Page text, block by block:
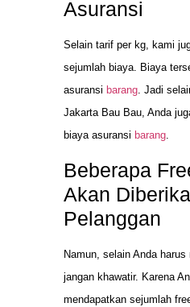
Asuransi
Selain tarif per kg, kami
sejumlah biaya. Biaya
asuransi barang. Jadi
Jakarta Bau Bau, Anda
biaya asuransi barang.
Beberapa
Akan
Pelanggan
Namun, selain Anda
jangan khawatir. Karena
mendapatkan sejumlah